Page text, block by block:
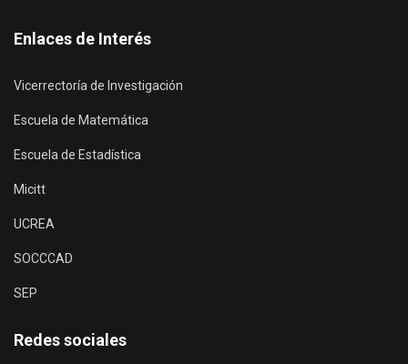
Enlaces de Interés
Vicerrectoría de Investigación
Escuela de Matemática
Escuela de Estadística
Micitt
UCREA
SOCCCAD
SEP
Redes sociales